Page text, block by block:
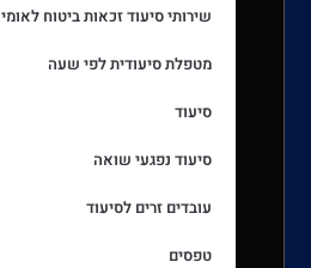
שירותי סיעוד זכאות ביטוח לאומי
מטפלת סיעודית לפי שעה
סיעוד
סיעוד נפגעי שואה
עובדים זרים לסיעוד
טפסים